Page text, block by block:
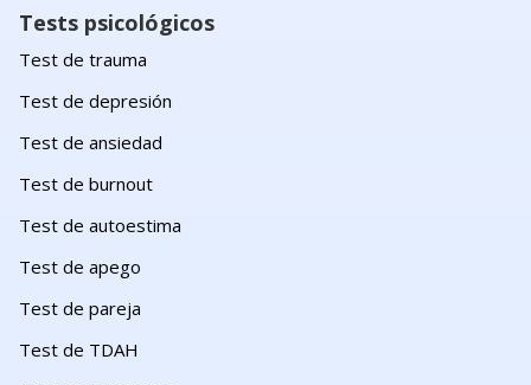
Tests psicológicos
Test de trauma
Test de depresión
Test de ansiedad
Test de burnout
Test de autoestima
Test de apego
Test de pareja
Test de TDAH